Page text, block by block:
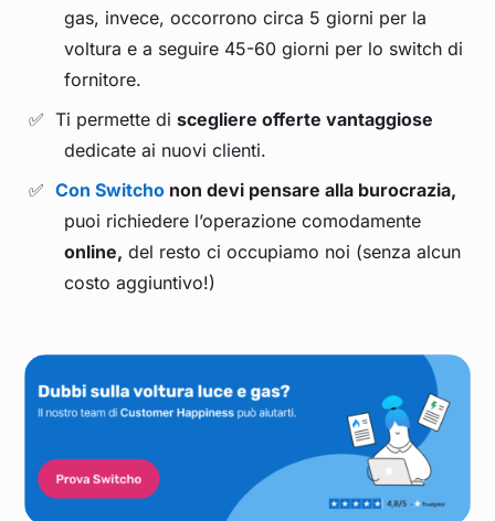
gas, invece, occorrono circa 5 giorni per la
voltura e a seguire 45-60 giorni per lo switch di
fornitore.
Ti permette di scegliere offerte vantaggiose
dedicate ai nuovi clienti.
Con Switcho non devi pensare alla burocrazia,
puoi richiedere l’operazione comodamente
online, del resto ci occupiamo noi (senza alcun
costo aggiuntivo!)